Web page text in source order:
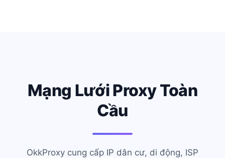
Mạng Lưới Proxy Toàn
Cầu
OkkProxy cung cấp IP dân cư, di động, ISP